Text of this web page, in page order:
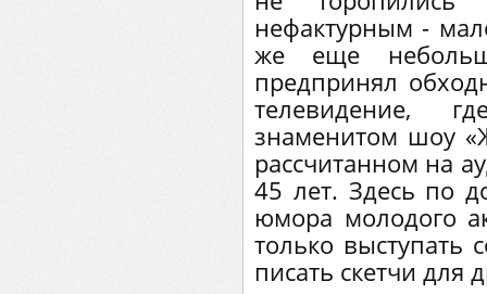
нефактурным -
же еще
предпринял
телевидение,
знаменитом шоу
рассчитанном на
45 лет. Здесь по
юмора молодого
только
писать скетчи для